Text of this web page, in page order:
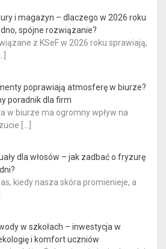
i magazyn – dlaczego w 2026 roku
spójne rozwiązanie?
z KSeF w 2026 roku sprawiają,
poprawiają atmosferę w biurze?
poradnik dla firm
w biurze ma ogromny wpływ na
dla włosów – jak zadbać o fryzurę
kiedy nasza skóra promienieje, a
w szkołach – inwestycja w
i komfort uczniów